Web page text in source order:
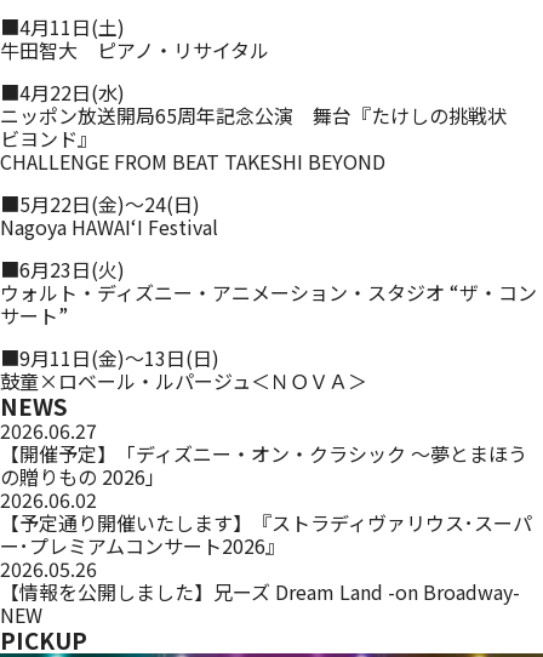
■4月11日(土)
牛田智大 ピアノ・リサイタル
■4月22日(水)
ニッポン放送開局65周年記念公演 舞台『たけしの挑戦状
ビヨンド』
CHALLENGE FROM BEAT TAKESHI BEYOND
■5月22日(金)～24(日)
Nagoya HAWAIʻI Festival
■6月23日(火)
ウォルト・ディズニー・アニメーション・スタジオ “ザ・コン
サート”
■9月11日(金)〜13日(日)
鼓童×ロベール・ルパージュ＜ＮＯＶＡ＞
NEWS
2026.06.27
【開催予定】「ディズニー・オン・クラシック ～夢とまほう
の贈りもの 2026」
2026.06.02
【予定通り開催いたします】『ストラディヴァリウス･スーパ
ー･プレミアムコンサート2026』
2026.05.26
【情報を公開しました】兄ーズ Dream Land -on Broadway-
NEW
PICKUP